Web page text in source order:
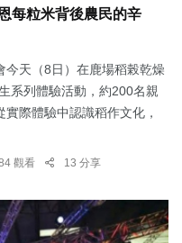
每粒米背後農民的辛
今天（8日）在鹿場稻榖乾燥
系列體驗活動，約200名親
際體驗中認識稻作文化，
觀看 13 分享